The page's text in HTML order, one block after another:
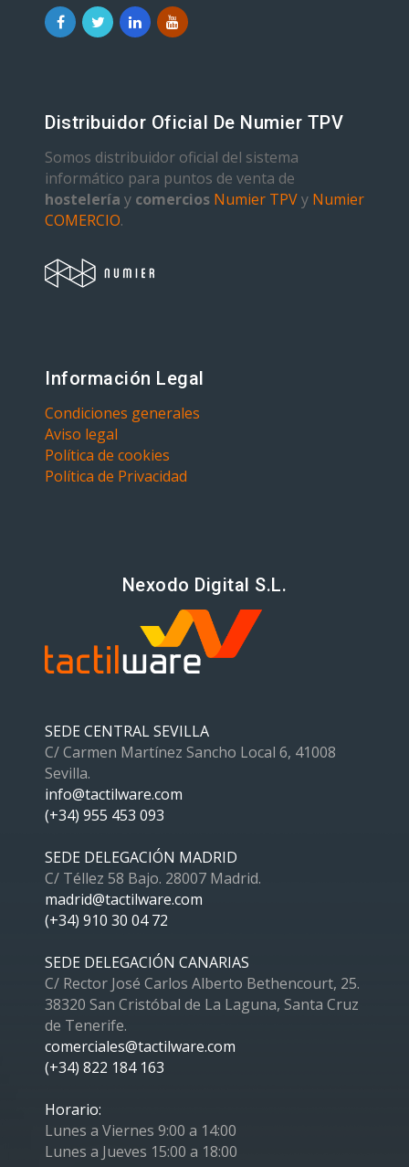
Distribuidor Oficial De Numier TPV
Somos distribuidor oficial del sistema
informático para puntos de venta de
hostelería y comercios Numier TPVy Numier
COMERCIO.
Información Legal
Condiciones generales
Aviso legal
Política de cookies
Política de Privacidad
Nexodo Digital S.L.
SEDE CENTRAL SEVILLA
C/ Carmen Martínez Sancho Local 6, 41008
Sevilla.
info@tactilware.com
(+34) 955 453 093
SEDE DELEGACIÓN MADRID
C/ Téllez 58 Bajo. 28007 Madrid.
madrid@tactilware.com
(+34) 910 30 04 72
SEDE DELEGACIÓN CANARIAS
C/ Rector José Carlos Alberto Bethencourt, 25.
38320 San Cristóbal de La Laguna, Santa Cruz
de Tenerife.
comerciales@tactilware.com
(+34) 822 184 163
Horario:
Lunes a Viernes 9:00 a 14:00
Lunes a Jueves 15:00 a 18:00